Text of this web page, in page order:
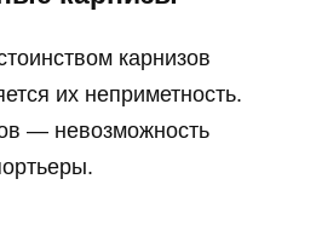
карнизов
их неприметность.
— невозможность